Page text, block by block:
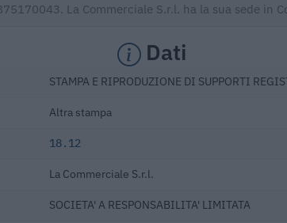
La Commerciale S.r.l. ha la sua sede in
Dati
STAMPA E RIPRODUZIONE DI SUPPORTI
Altra stampa
18.12
La Commerciale S.r.l.
SOCIETA' A RESPONSABILITA' LIMITATA